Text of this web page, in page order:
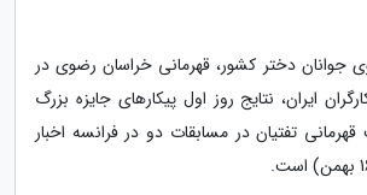
جوانان دختر کشور، قهرمانی خراسان رضوی در
ایران، نتایج روز اول پیکارهای جایزه بزرگ
تفتیان در مسابقات دو در فرانسه اخبار